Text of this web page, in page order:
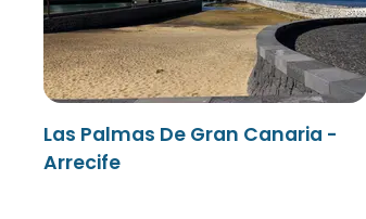
Las Palmas De Gran Canaria -
Arrecife